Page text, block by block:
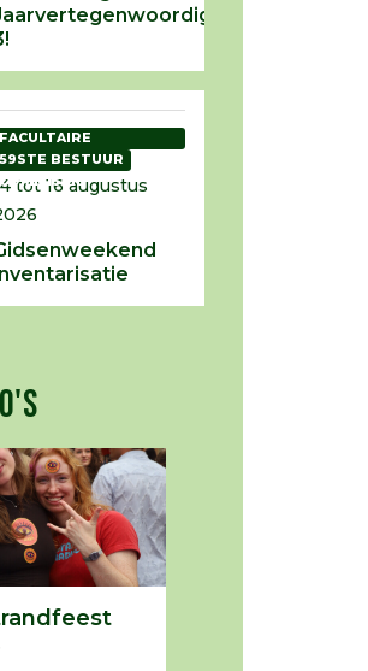
tot 16 augustus
FACULTAIRE
INTRODUCTIE
COMMISSIE
59STE BESTUUR